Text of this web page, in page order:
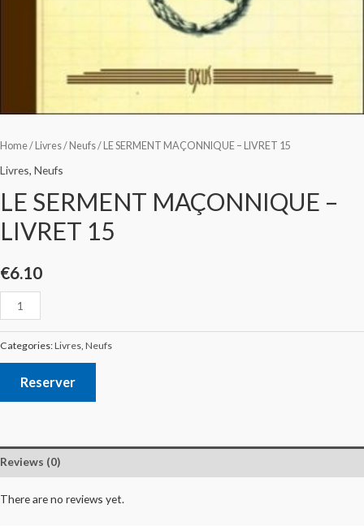
Home/ Livres/ Neufs/ LE SERMENT MAÇONNIQUE – LIVRET 15
Livres, Neufs
LE SERMENT MAÇONNIQUE –
LIVRET 15
€6.10
Categories:Livres, Neufs
Reserver
Reviews (0)
There are no reviews yet.